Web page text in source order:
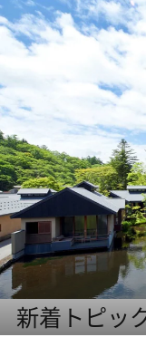
新着トピッ